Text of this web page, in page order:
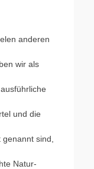
anderen
wir als
und die
sind,
Natur-